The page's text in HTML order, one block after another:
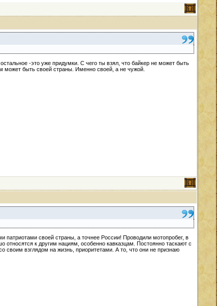
-это уже придумки. С чего ты взял, что байкер не может быть
может быть своей страны. Именно своей, а не чужой.
патриотами своей страны, а точнее России! Проводили мотопробег, в
к другим нациям, особенно кавказцам. Постоянно таскают с
своим взглядом на жизнь, приоритетами. А то, что они не признаю